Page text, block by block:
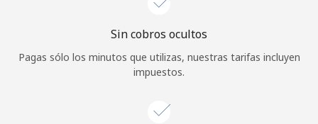
Sin cobros ocultos
Pagas sólo los minutos que utilizas, nuestras tarifas incluyen
impuestos.